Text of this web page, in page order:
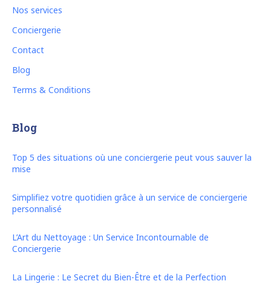
Nos services
Conciergerie
Contact
Blog
Terms & Conditions
Blog
Top 5 des situations où une conciergerie peut vous sauver la
mise
Simplifiez votre quotidien grâce à un service de conciergerie
personnalisé
L’Art du Nettoyage : Un Service Incontournable de
Conciergerie
La Lingerie : Le Secret du Bien-Être et de la Perfection